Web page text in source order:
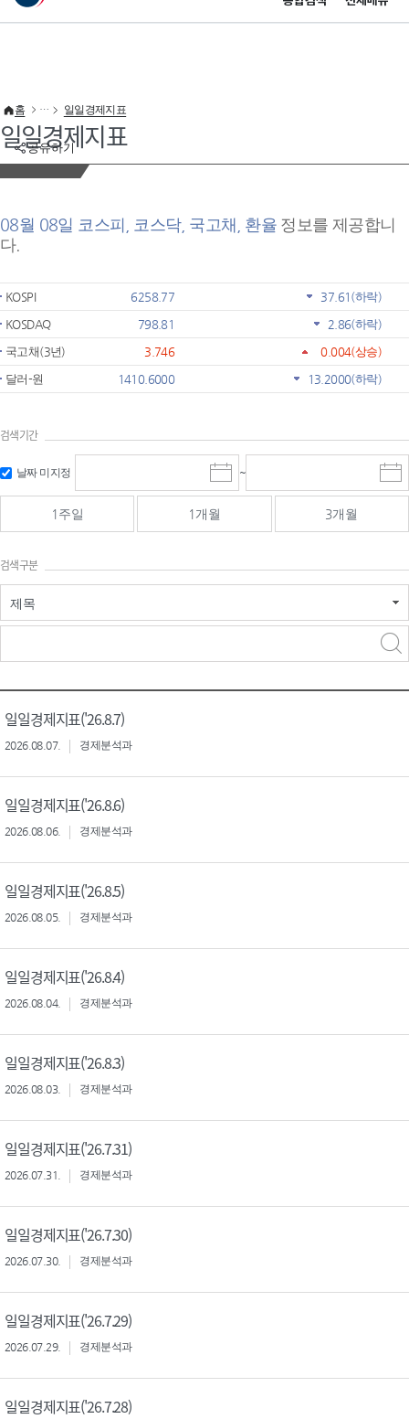
이 누리집은 대한민국 공식 전자정부 누리집입니다.
공유하기
홈 일일경제지표
일일경제지표
08월 08일 코스피, 코스닥, 국고채, 환율 정보를 제공합니
다.
KOSPI 6258.77 37.61 (하락)
KOSDAQ
798.81 2.86(하락)
국고채(3년)
3.746 0.004(상승)
달러-원
1410.6000 13.2000(하락)
검색기간
날짜 미지정
시
작
일
선
~
종
료
선
1주일 1개월 3개월
검색구분
제목
일일경제지표('26.8.7)
2026.08.07. 경제분석과
일일경제지표('26.8.6)
2026.08.06. 경제분석과
일일경제지표('26.8.5)
2026.08.05. 경제분석과
일일경제지표('26.8.4)
2026.08.04. 경제분석과
일일경제지표('26.8.3)
2026.08.03. 경제분석과
일일경제지표('26.7.31)
2026.07.31. 경제분석과
일일경제지표('26.7.30)
2026.07.30. 경제분석과
일일경제지표('26.7.29)
2026.07.29. 경제분석과
일일경제지표('26.7.28)